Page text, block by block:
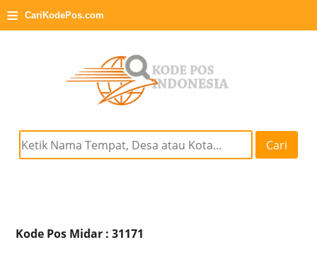
≡ CariKodePos.com
Cari
Kode Pos Midar : 31171